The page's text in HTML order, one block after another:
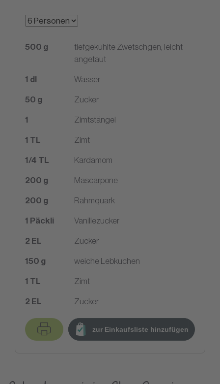
500 g
tiefgekühlte Zwetschgen, leicht
angetaut
1 dl Wasser
50 g Zucker
1 Zimtstängel
1 TL Zimt
1/4 TL Kardamom
200 g Mascarpone
200 g Rahmquark
1 Päckli Vanillezucker
2 EL Zucker
150 g weiche Lebkuchen
1 TL Zimt
2 EL Zucker
zur Einkaufsliste hinzufügen